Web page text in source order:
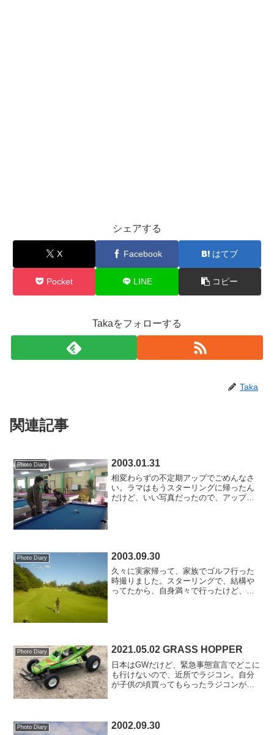
シェアする
X Facebook はてブ
Pocket LINE コピー
Takaをフォローする
Taka
関連記事
Photo Diary 2003.01.31
相変わらずの不定期アップでごめんなさ
い。ラマはもうスターリングに帰ったん
だけど、いい写真だったので、アップし
Photo Diary 2003.09.30
久々に実家帰って、家族でゴルフ行った
時撮りました。スターリングで、結構や
ってたから、自身満々で行ったけど、ス
Photo Diary 2021.05.02 GRASS HOPPER
日本はGWだけど、緊急事態宣言でどこに
も行けないので、近所でラジコン。自分
が子供の頃買ってもらったラジコンがこ
製品といい、80年代、...
Photo Diary 2002.09.30